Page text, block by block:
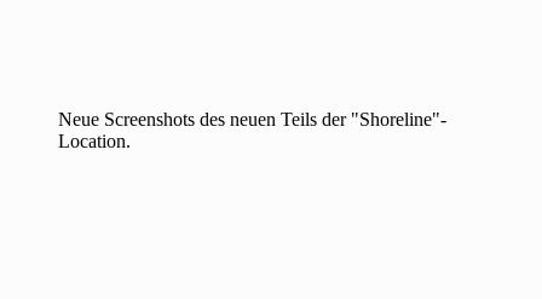
Neue Screenshots des neuen Teils der "Shoreline"-
Location.